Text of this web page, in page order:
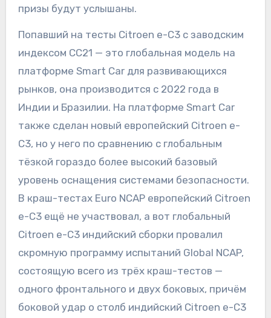
призы будут услышаны.
Попавший на тесты Citroen e-C3 с заводским
индексом CC21 — это глобальная модель на
платформе Smart Car для развивающихся
рынков, она производится с 2022 года в
Индии и Бразилии. На платформе Smart Car
также сделан новый европейский Citroen e-
C3, но у него по сравнению с глобальным
тёзкой гораздо более высокий базовый
уровень оснащения системами безопасности.
В краш-тестах Euro NCAP европейский Citroen
e-C3 ещё не участвовал, а вот глобальный
Citroen e-C3 индийский сборки провалил
скромную программу испытаний Global NCAP,
состоящую всего из трёх краш-тестов —
одного фронтального и двух боковых, причём
боковой удар о столб индийский Citroen e-C3